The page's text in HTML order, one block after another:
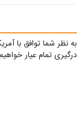
به نظر شما توافق با
درگیری تمام عیار